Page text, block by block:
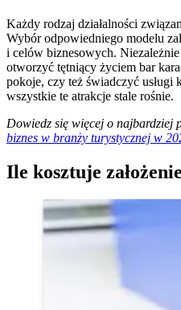
Każdy rodzaj działalności
Wybór odpowiedniego modelu
i celów biznesowych.
otworzyć tętniący życiem bar
pokoje, czy też świadczyć usługi
wszystkie te atrakcje stale rośnie.
Dowiedz się więcej o najbardziej
biznes w branży turystycznej w
Ile kosztuje